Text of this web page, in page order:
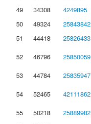
49
34308 4249895
50
49324 25843842
51
44418 25826433
52
46796 25850059
53
44784 25835947
54
52465 42111862
55
50218 25889982